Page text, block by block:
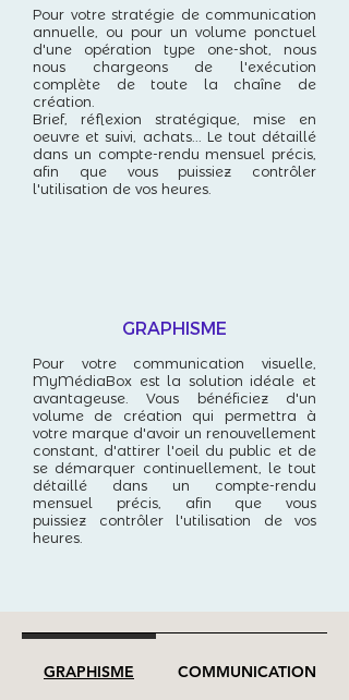
Pour votre stratégie de communication
annuelle, ou pour un volume ponctuel
d'une opération type one-shot, nous
nous chargeons de l'exécution
complète de toute la chaîne de
création.
Brief, réflexion stratégique, mise en
oeuvre et suivi, achats... Le tout détaillé
dans un compte-rendu mensuel précis,
afin que vous puissiez contrôler
l'utilisation de vos heures.
GRAPHISME
Pour votre communication visuelle,
MyMédiaBox est la solution idéale et
avantageuse. Vous bénéficiez d'un
volume de création qui permettra à
votre marque d'avoir un renouvellement
constant, d'attirer l'oeil du public et de
se démarquer continuellement, le tout
détaillé dans un compte-rendu
mensuel précis, afin que vous
puissiez contrôler l'utilisation de vos
heures.
GRAPHISME COMMUNICATION